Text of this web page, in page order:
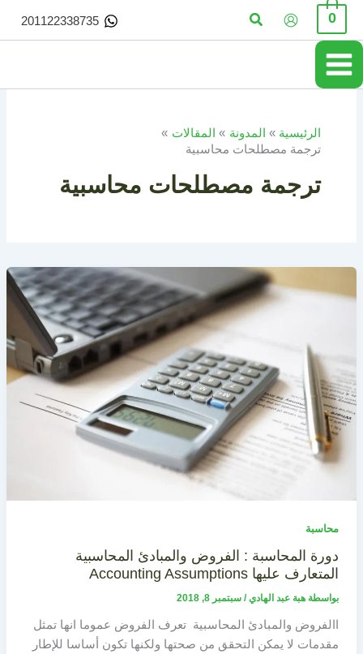
تخطي
المحتوى
0 البحث 201122338735
الرئيسية المدونة
المقالات
ترجمة مصطلحات محاسبية
ترجمة مصطلحات محاسبية
محاسبة
دورة المحاسبة : الفروض والمبادئ المحاسبية
المتعارف عليها Accounting Assumptions
بواسطة هبة عبد الهادي/ سبتمبر 8, 2018
االفروض والمبادئ المحاسبية تعرف الفروض عموما انها تمثل
مقدمات لا يمكن التحقق من صحتها ولكنها تكون أساسا للإطار